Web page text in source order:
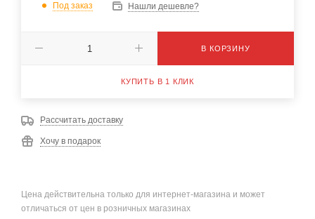
Под заказ Нашли дешевле?
В КОРЗИНУ
КУПИТЬ В 1 КЛИК
Рассчитать доставку
Хочу в подарок
Цена действительна только для интернет-магазина и может
отличаться от цен в розничных магазинах